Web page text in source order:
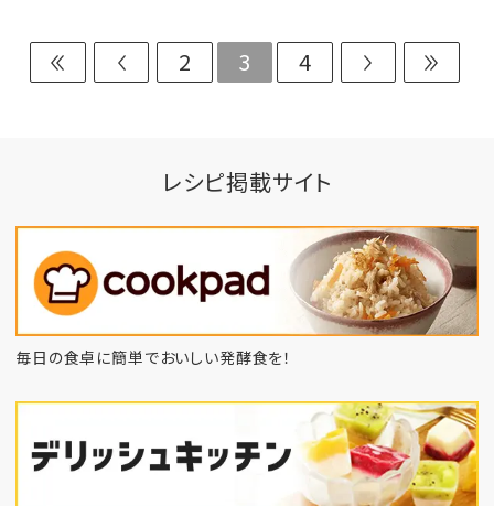
2 3 4
レシピ掲載サイト
毎日の食卓に簡単でおいしい発酵食を！